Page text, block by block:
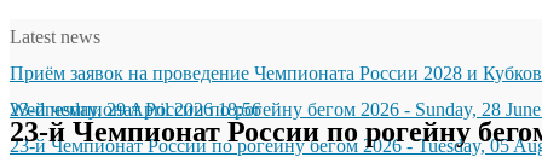
Latest news
Приём заявок на проведение Чемпионата России 2028 и
Wednesday, 29 April 2026 18:56
23-й чемпионат России по рогейну бегом 2026 - Sunday, 28
23-й Чемпионат России по рогейну бегом 2026-Tuesday, 05
23-й Чемпионат России по рогейну